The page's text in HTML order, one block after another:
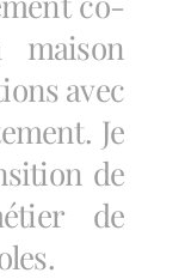
maison
avec
Je
de
de